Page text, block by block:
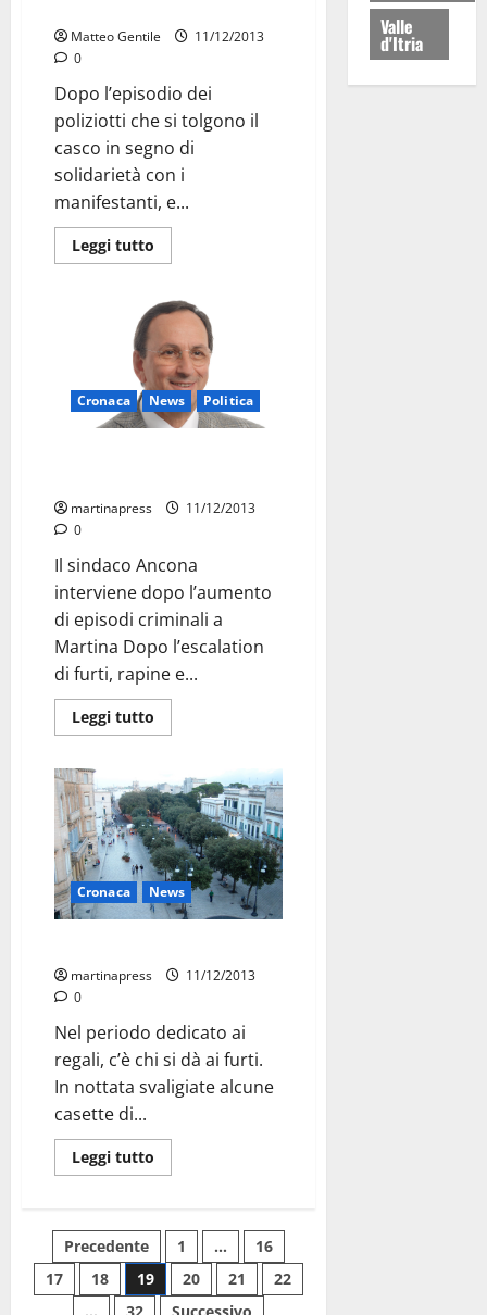
Matteo Gentile
11/12/2013
0
Dopo l’episodio dei
poliziotti che si tolgono il
casco in segno di
solidarietà con i
manifestanti, e...
Leggi tutto
Cronaca News Politica
martinapress
11/12/2013
0
Il sindaco Ancona
interviene dopo l’aumento
di episodi criminali a
Martina Dopo l’escalation
di furti, rapine e...
Leggi tutto
Cronaca News
martinapress
11/12/2013
0
Nel periodo dedicato ai
regali, c’è chi si dà ai furti.
In nottata svaligiate alcune
casette di...
Leggi tutto
Precedente 1 …
16
17
18 19 20 21
22
Valle
d'Itria